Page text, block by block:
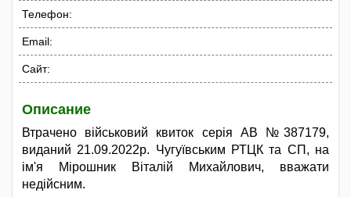
Телефон:
Email:
Сайт:
Описание
Втрачено військовий квиток серія АВ №387179,
виданий 21.09.2022р. Чугуївським РТЦК та СП, на
ім'я Мірошник Віталій Михайлович, вважати
недійсним.